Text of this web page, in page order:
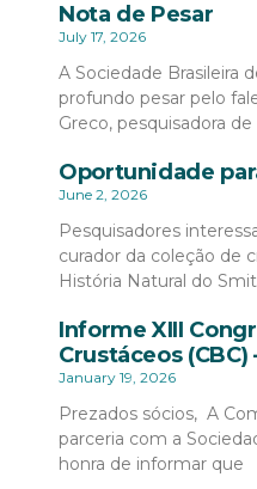
Nota de Pesar
July 17, 2026
A Sociedade Brasileira
profundo pesar pelo
Greco, pesquisadora
Oportunidade
June 2, 2026
Pesquisadores
curador da coleção de
História Natural do
Informe XIII
Crustáceos (CBC)
January 19, 2026
Prezados sócios, A
parceria com a
honra de informar que